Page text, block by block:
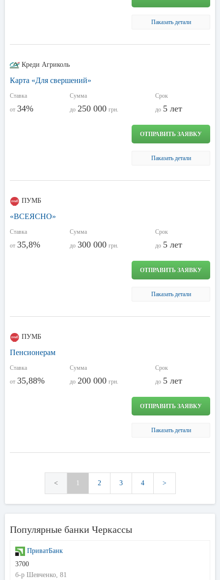
Паказать детали
Креди Агриколь
Карта «Для свершений»
Ставка
от 34%
Сумма
до 250 000 грн.
Срок
до 5 лет
ОТПРАВИТЬ ЗАЯВКУ
Паказать детали
ПУМБ
«ВСЕЯСНО»
Ставка
от 35,8%
Сумма
до 300 000 грн.
Срок
до 5 лет
ОТПРАВИТЬ ЗАЯВКУ
Паказать детали
ПУМБ
Пенсионерам
Ставка
от 35,88%
Сумма
до 200 000 грн.
Срок
до 5 лет
ОТПРАВИТЬ ЗАЯВКУ
Паказать детали
< 1 2 3 4 >
Популярные банки Черкассы
ПриватБанк
3700
б-р Шевченко, 81